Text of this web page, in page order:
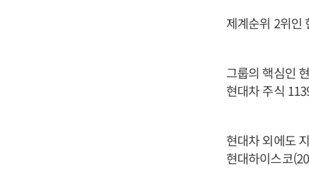
제계순위 2위인
그룹의 핵심인
현대차 주식
현대차 외에도
현대하이스코